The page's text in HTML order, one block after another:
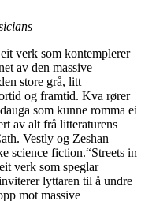
verk som kontemplerer
av den massive
store grå, litt
og framtid. Kva rører
som kunne romma ei
av alt frå litteraturens
Vestly og Zeshan
science fiction.“Streets in
verk som speglar
lyttaren til å undre
mot massive